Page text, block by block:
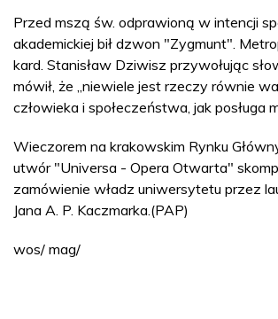
Przed mszą św. odprawioną w intencji
akademickiej bił dzwon "Zygmunt".
kard. Stanisław Dziwisz przywołując
mówił, że „niewiele jest rzeczy równie
człowieka i społeczeństwa, jak posługa
Wieczorem na krakowskim Rynku
utwór "Universa - Opera Otwarta"
zamówienie władz uniwersytetu przez
Jana A. P. Kaczmarka.(PAP)
wos/ mag/